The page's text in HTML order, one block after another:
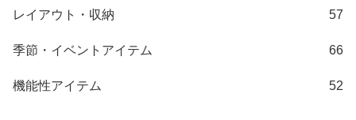
レイアウト・収納 57
季節・イベントアイテム 66
機能性アイテム 52